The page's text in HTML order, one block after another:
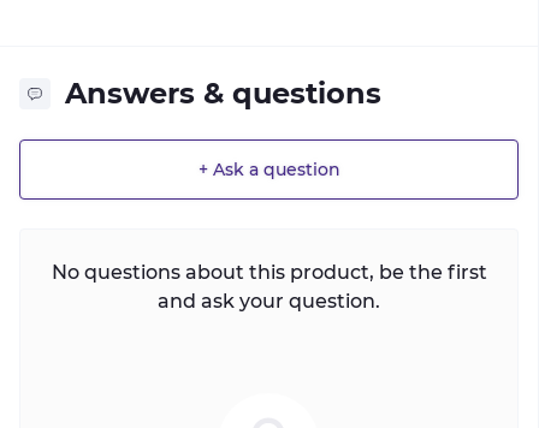
Answers & questions
+ Ask a question
No questions about this product, be the first
and ask your question.